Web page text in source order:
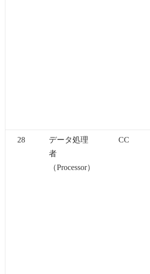
28
データ処理
者
（Processor）
CC